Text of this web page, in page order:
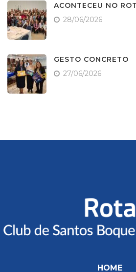
ACONTECEU NO
28/06/2026
GESTO CONCRETO
27/06/2026
HOME